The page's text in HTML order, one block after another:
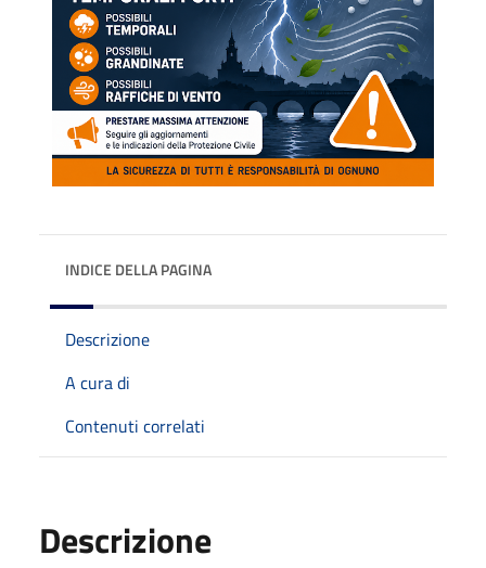
INDICE DELLA PAGINA
Descrizione
A cura di
Contenuti correlati
Descrizione